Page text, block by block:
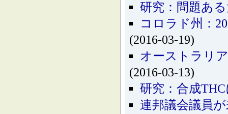
研究：問題あ
コロラド州：
(2016-03-19)
オーストラリ
(2016-03-13)
研究：合成
連邦議会議員